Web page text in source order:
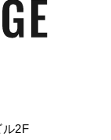
2F